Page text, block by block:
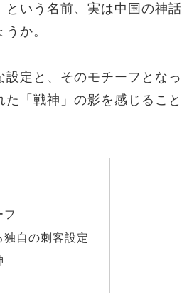
いう名前、実は中国の神
か。
定と、そのモチーフとな
「戦神」の影を感じること
フ
自の刺客設定